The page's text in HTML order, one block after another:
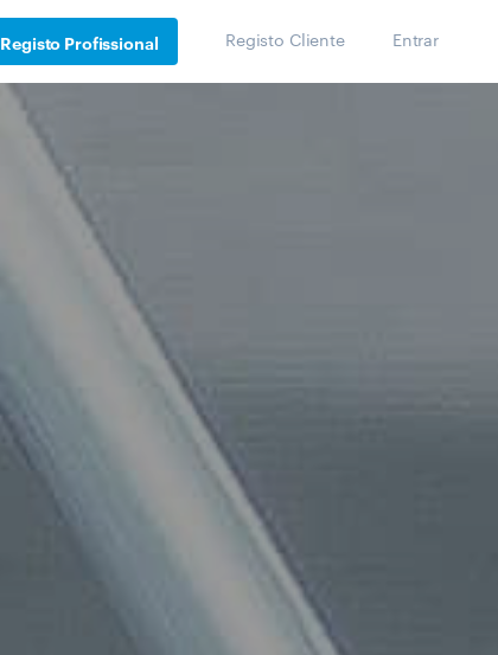
Registo Profissional Registo Cliente Entrar